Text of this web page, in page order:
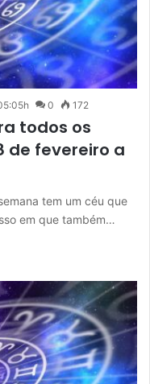
0 172
todos os
de fevereiro a
tem um céu que
em que também…